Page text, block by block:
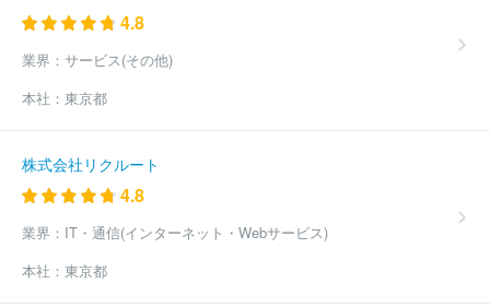
4.8
業界： サービス(その他)
本社： 東京都
株式会社リクルート
4.8
業界： IT・通信(インターネット・Webサービス)
本社： 東京都